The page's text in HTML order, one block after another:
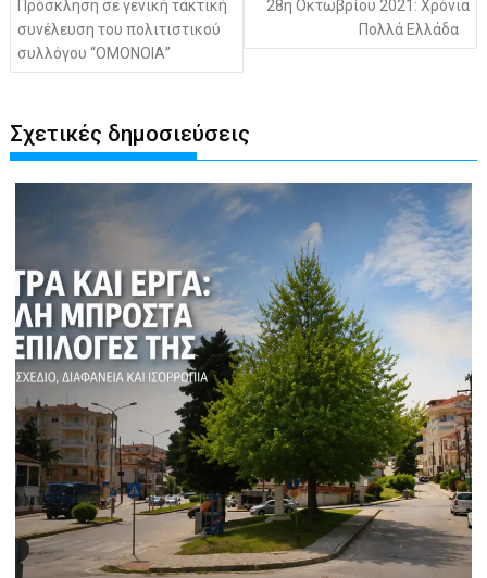
Πρόσκληση σε γενική τακτική
συνέλευση του πολιτιστικού
συλλόγου “ΟΜΟΝΟΙΑ”
28η Οκτωβρίου 2021: Χρόνια
Πολλά Ελλάδα
Σχετικές δημοσιεύσεις